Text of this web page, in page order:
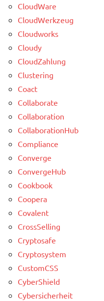
CloudWare
CloudWerkzeug
Cloudworks
Cloudy
CloudZahlung
Clustering
Coact
Collaborate
Collaboration
CollaborationHub
Compliance
Converge
ConvergeHub
Cookbook
Coopera
Covalent
CrossSelling
Cryptosafe
Cryptosystem
CustomCSS
CyberShield
Cybersicherheit